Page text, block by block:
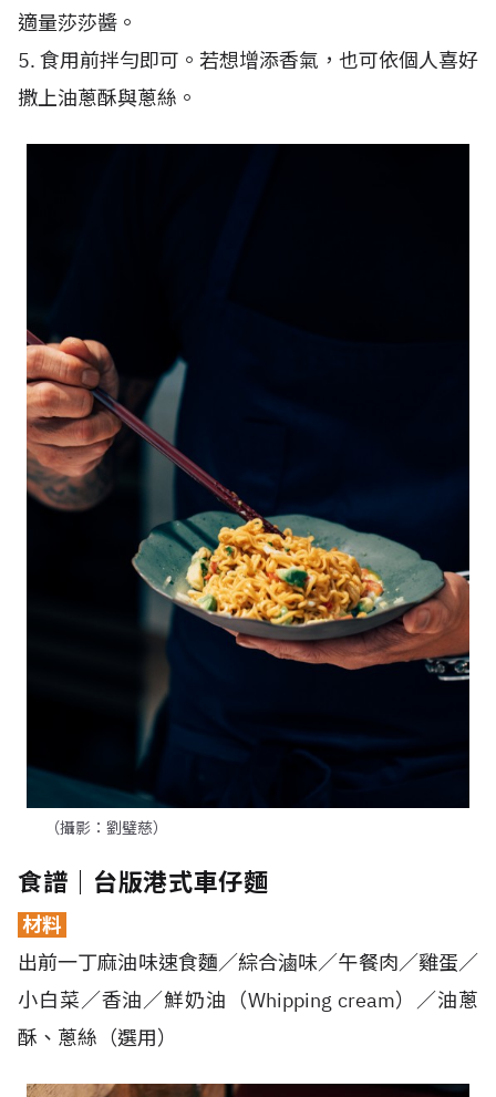
適量莎莎醬。
5. 食用前拌勻即可。若想增添香氣，也可依個人喜好
撒上油蔥酥與蔥絲。
（攝影：劉璧慈）
食譜｜台版港式車仔麵
材料
出前一丁麻油味速食麵／綜合滷味／午餐肉／雞蛋／
小白菜／香油／鮮奶油（Whipping cream）／油蔥
酥、蔥絲（選用）